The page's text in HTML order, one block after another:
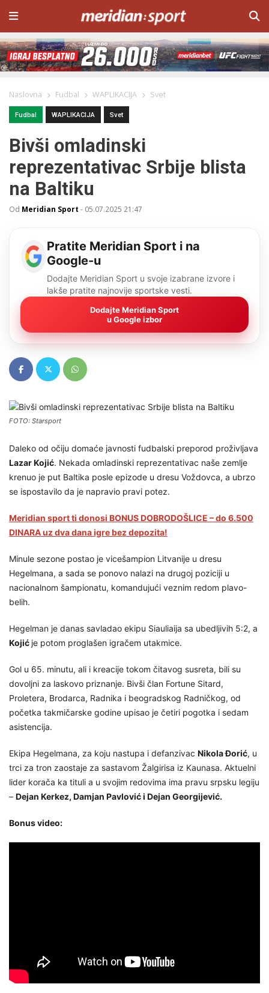
Naslovna Fudbal WAPLIKACIJA Svet
Fudbal WAPLIKACIJA Svet
Bivši omladinski
reprezentativac Srbije blista
na Baltiku
Od Meridian Sport - 05.07.2025 21:47
Pratite Meridian Sport i na
Google-u
Dodajte Meridian Sport u svoje izabrane izvore i
lakše pratite najnovije sportske vesti.
Dodajte Meridian Sport
u Google izbor
FOTO: Starsport
Daleko od očiju domaće javnosti fudbalski preporod proživljava
Lazar Kojić. Nekada omladinski reprezentativac naše zemlje
krenuo je put Baltika posle epizode u dresu Voždovca, a ubrzo
se ispostavilo da je napravio pravi potez.
Meridian sport ti donosi BONUS DOBRODOŠLICE – do 6.500
DINARA uz dva dana igre bez depozita!
Minule sezone postao je vicešampion Litvanije u dresu
Hegelmana, a sada se ponovo nalazi na drugoj poziciji u
nacionalnom šampionatu, komandujući veznim redom plavo-
belih.
Hegelman je danas savladao ekipu Siauliaija sa ubedljivih 5:2, a
Kojić je potom proglašen igračem utakmice.
Gol u 65. minutu, ali i kreacije tokom čitavog susreta, bili su
dovoljni za laskovo priznanje. Bivši član Fortune Sitard,
Proletera, Brodarca, Radnika i beogradskog Radničkog, od
početka takmičarske godine upisao je četiri pogotka i sedam
asistencija.
Ekipa Hegelmana, za koju nastupa i defanzivac Nikola Đorić, u
trci za tron zaostaje za sastavom Žalgirisa iz Kaunasa. Aktuelni
lider korača ka tituli a u svojim redovima ima pravu srpsku legiju
– Dejan Kerkez, Damjan Pavlović i Dejan Georgijević.
Bonus video: